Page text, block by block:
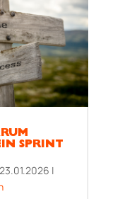
SPRINT
23.01.2026 |